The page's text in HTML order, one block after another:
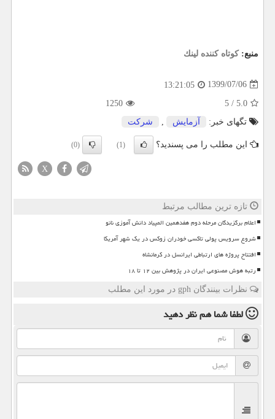
منبع: كوتاه كننده لینك
1399/07/06
13:21:05
5.0
/
5
1250
تگهای خبر:
آزمایش شركت
این مطلب را می پسندید؟ (1)
(0)
X
تازه ترین مطالب مرتبط
اعلام برگزیدگان مرحله دوم هفدهمین المپیاد دانش آموزی نانو
شروع سرویس پولی تاکسی خودران زوکس در یک شهر آمریکا
افتتاح پروژه های ارتباطی ایرانسل در کرمانشاه
رتبه هوش مصنوعی ایران در پژوهش بین ۱۲ تا ۱۸
نظرات بینندگان gph در مورد این مطلب
لطفا شما همنظر دهید